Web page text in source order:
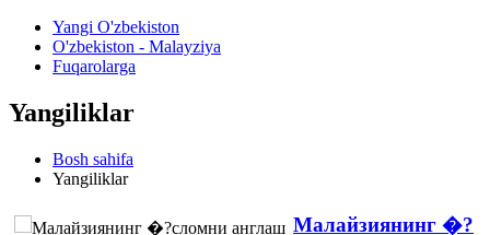
Yangi O'zbekiston
O'zbekiston - Malayziya
Fuqarolarga
Yangiliklar
Bosh sahifa
Yangiliklar
Малайзиянинг �?